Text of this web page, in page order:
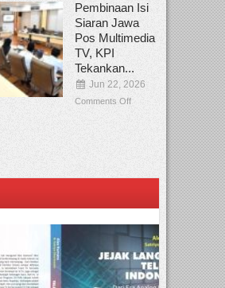
Pembinaan Isi
Siaran Jawa
Pos Multimedia
TV, KPI
Tekankan...
Jun 22, 2026
Comments Off